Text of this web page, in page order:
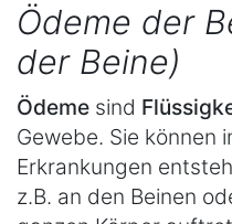
Ödeme der
der Beine)
Ödeme sind
Gewebe. Sie können
Erkrankungen
z.B. an den Beinen